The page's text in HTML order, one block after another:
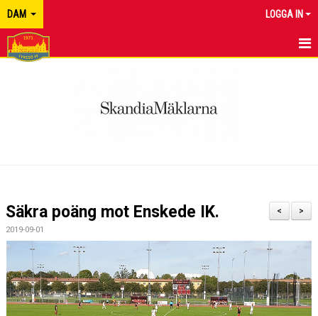
DAM LOGGA IN
BILDGALLERI
DOKUMENT
KONTAKT
>
<
Säkra poäng mot Enskede IK.
2019-09-01